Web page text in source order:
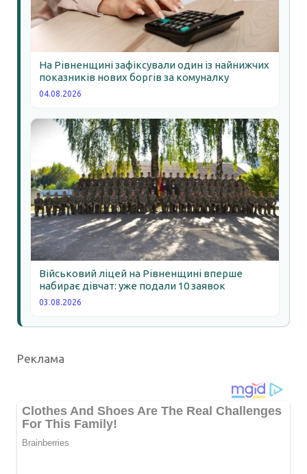
На Рівненщині зафіксували один із найнижчих
показників нових боргів за комуналку
04.08.2026
Військовий ліцей на Рівненщині вперше
набирає дівчат: уже подали 10 заявок
03.08.2026
Реклама